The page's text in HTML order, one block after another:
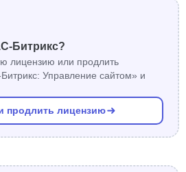
Битрикс?
лицензию или продлить
Управление сайтом» и
продлить лицензию